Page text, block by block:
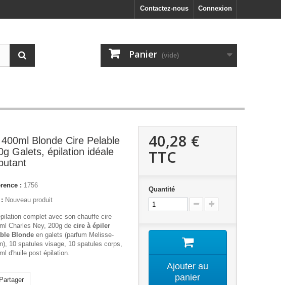
Connexion
Contactez-nous
Panier (vide)
Blonde Cire Pelable
Galets, épilation idéale
: 1756
Nouveau produit
complet avec son chauffe cire
Charles Ney, 200g de cire à épiler
Blonde en galets (parfum Melisse-
10 spatules visage, 10 spatules corps,
d'huile post épilation.
40,28 €
TTC
Quantité
Ajouter au
panier